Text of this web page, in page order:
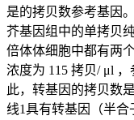
是的拷贝数参考基因
芥基因组中的单拷贝
倍体体细胞中都有两
浓度为 115 拷贝/ μl ，
此，转基因的拷贝数
线1具有转基因（半合